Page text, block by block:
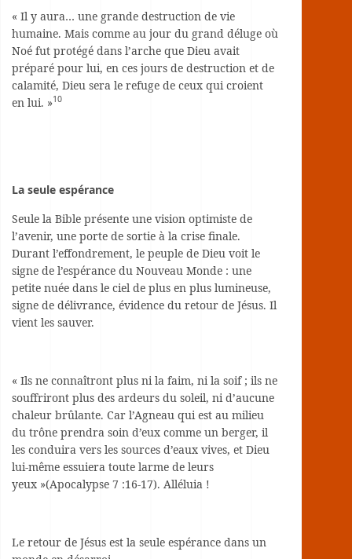
« Il y aura… une grande destruction de vie
humaine. Mais comme au jour du grand déluge où
Noé fut protégé dans l’arche que Dieu avait
préparé pour lui, en ces jours de destruction et de
calamité, Dieu sera le refuge de ceux qui croient
en lui. »10
La seule espérance
Seule la Bible présente une vision optimiste de
l’avenir, une porte de sortie à la crise finale.
Durant l’effondrement, le peuple de Dieu voit le
signe de l’espérance du Nouveau Monde : une
petite nuée dans le ciel de plus en plus lumineuse,
signe de délivrance, évidence du retour de Jésus. Il
vient les sauver.
« Ils ne connaîtront plus ni la faim, ni la soif ; ils ne
souffriront plus des ardeurs du soleil, ni d’aucune
chaleur brûlante. Car l’Agneau qui est au milieu
du trône prendra soin d’eux comme un berger, il
les conduira vers les sources d’eaux vives, et Dieu
lui-même essuiera toute larme de leurs
yeux »(Apocalypse 7 :16-17). Alléluia !
Le retour de Jésus est la seule espérance dans un